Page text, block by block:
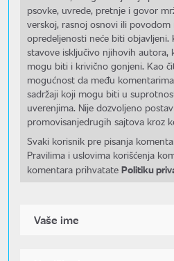
psovke, uvrede, pretnje i govor
verskoj, rasnoj osnovi ili povodom
opredeljenosti neće biti objavljeni.
stavove isključivo njihovih autora,
mogu biti i krivično gonjeni. Kao
mogućnost da među
sadržaji koji mogu biti u
uverenjima. Nije dozvoljeno
promovisanjedrugih sajtova kroz
Svaki korisnik pre pisanja
Pravilima i uslovima korišćenja
komentara prihvatate Politiku